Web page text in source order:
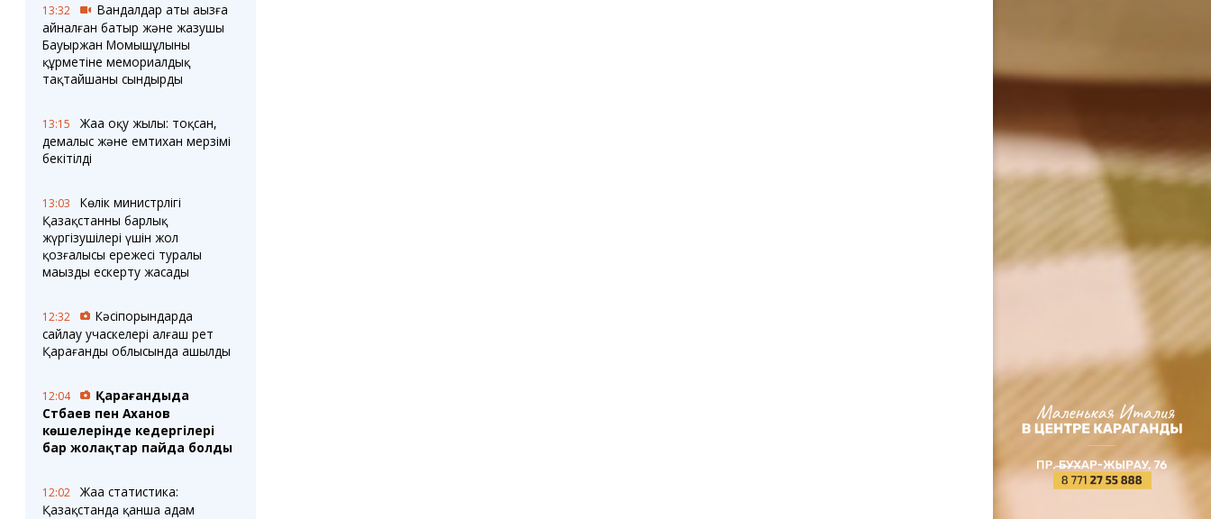
13:32
Вандалдар аты аңызға
айналған батыр және жазушы
Бауыржан Момышұлының
құрметіне мемориалдық
тақтайшаны сындырды
13:15
Жаңа оқу жылы: тоқсан,
демалыс және емтихан мерзімі
бекітілді
13:03
Көлік министрлігі
Қазақстанның барлық
жүргізушілері үшін жол
қозғалысы ережесі туралы
маңызды ескерту жасады
12:32
Кәсіпорындарда
сайлау учаскелері алғаш рет
Қарағанды облысында ашылды
12:04
Қарағандыда
Сәтбаев пен Аханов
көшелерінде кедергілері
бар жолақтар пайда болды
12:02
Жаңа статистика:
Қазақстанда қанша адам